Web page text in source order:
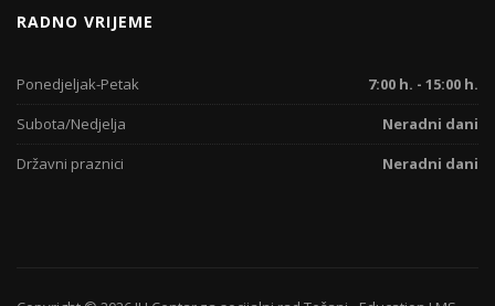
RADNO VRIJEME
Ponedjeljak-Petak
7:00 h. - 15:00 h.
Subota/Nedjelja
Neradni dani
Državni praznici
Neradni dani